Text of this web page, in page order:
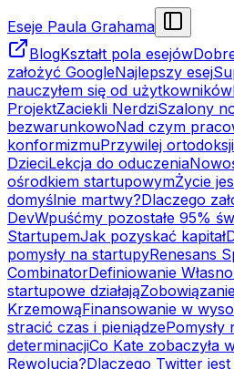
Eseje Paula Grahama
BlogKształt pola esejów
założyć GoogleNajlepszy esej
nauczyłem się od użytkowników
ProjektZaciekli NerdziSzalony
bezwarunkowoNad czym
konformizmuPrzywilej ortodoksji
DzieciLekcja do oduczenia
ośrodkiem startupowymŻycie
domyślnie martwy?Dlaczego
DevWpuśćmy pozostałe 95%
StartupemJak pozyskać kapitał
pomysły na startupyRenesans
CombinatorDefiniowanie
startupowe działają
KrzemowąFinansowanie w
stracić czas i pieniądze
determinacjiCo Kate zobaczyła
Rewolucja?Dlaczego Twitter